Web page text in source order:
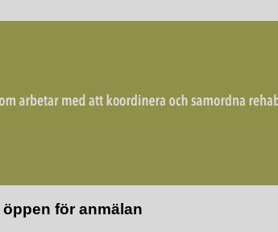
åtgärder för återgång i arbete.
för anmälan